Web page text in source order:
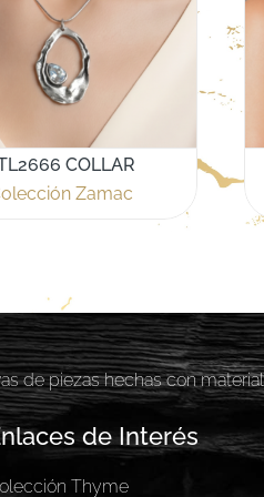
COLLAR
Zamac
de piezas hechas con
de Interés
Thyme